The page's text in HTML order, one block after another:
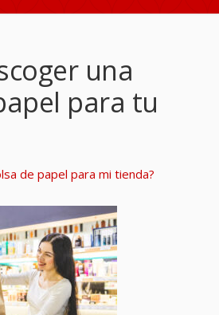
una
para tu
de papel para mi tienda?